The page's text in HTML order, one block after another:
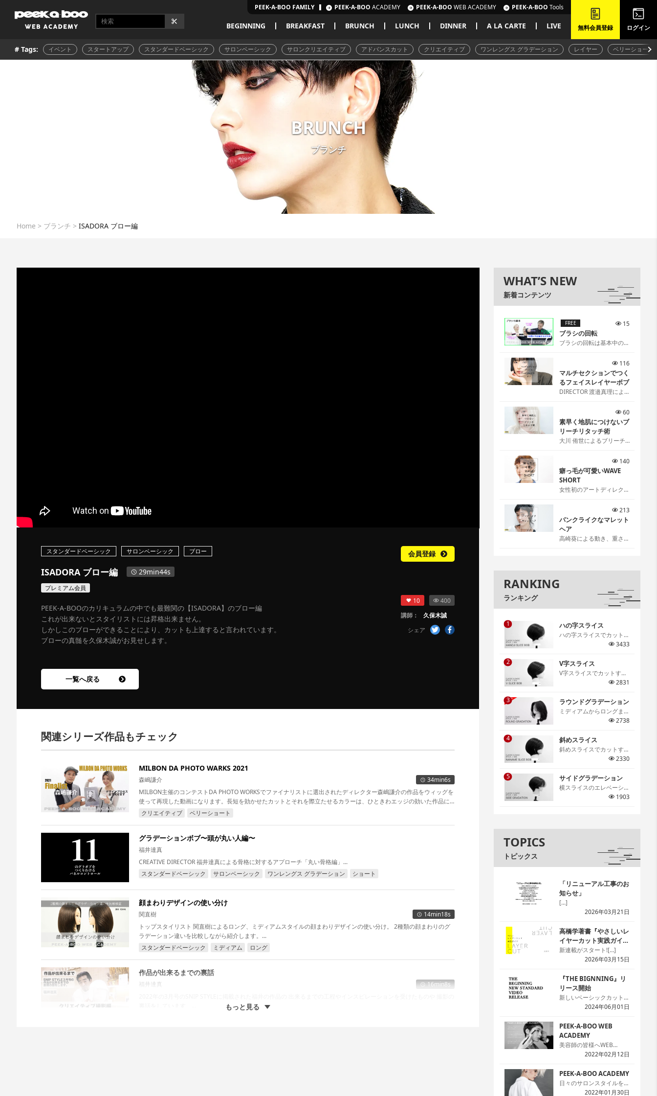
PEEK-A-BOO FAMILY PEEK-A-BOO ACADEMY PEEK-A-BOO WEB ACADEMY PEEK-A-BOO Tools
BEGINNING BREAKFAST BRUNCH LUNCH DINNER A LA CARTE LIVE 無料会員登録 ログイン
# Tags: イベント スタートアップ スタンダードベーシック サロンベーシック サロンクリエイティブ アドバンスカット クリエイティブ ワンレングス グラデーション レイヤー ベリーショート
BRUNCH
ブランチ
Home > ブランチ > ISADORA ブロー編
会員登録
スタンダードベーシック サロンベーシック ブロー
ISADORA ブロー編 29min44s
プレミアム会員
PEEK-A-BOOのカリキュラムの中でも最難関の【ISADORA】のブロー編
これが出来ないとスタイリストには昇格出来ません。
しかしこのブローができることにより、カットも上達すると言われています。
ブローの真髄を久保木誠がお見せします。
10
400
講師：
久保木誠
シェア
一覧へ戻る
関連シリーズ作品もチェック
MILBON DA PHOTO WARKS 2021
森嶋謙介
34min6s
MILBON主催のコンテストDA PHOTO WORKSでファイナリストに選出されたディレクター森嶋謙介の作品をウィッグを
使って再現した動画になります。長短を効かせたカットとそれを際立たせるカラーは、ひときわエッジの効いた作品に
なっています。...
クリエイティブ ベリーショート
グラデーションボブ〜頭が丸い人編〜
福井達真
CREATIVE DIRECTOR 福井達真による骨格に対するアプローチ「丸い骨格編」...
スタンダードベーシック
サロンベーシック ワンレングス グラデーション ショート
顔まわりデザインの使い分け
関直樹
14min18s
トップスタイリスト 関直樹によるロング、ミディアムスタイルの顔まわりデザインの使い分け。 2種類の顔まわりのグ
ラデーション違いを比較しながら紹介します。...
スタンダードベーシック
ミディアム ロング
作品が出来るまでの裏話
福井達真
16min8s
もっと見る
WHAT’S NEW
新着コンテンツ
FREE
ブラシの回転
ブラシの回転は基本中の基
15
マルチセクションでつく
るフェイスレイヤーボブ
DIRECTOR 渡邉真理によ
るフェイスレイヤーボブ
[…]
116
素早く地肌につけないブ
リーチリタッチ術
大川 侑世によるブリーチ
60
癖っ毛が可愛いWAVE
SHORT
女性初のアートディレクタ
ショートスタイル。 伊藤
ならではの可愛いの見つけ
方、お伝えします。[…]
140
パンクライクなマレット
ヘア
高崎葵による動き、重さ、
213
RANKING
ランキング
1 ハの字スライス
ハの字スライスでカットす
るグラデーションボブ。ハ
仕上がりの特徴などを細か
く解説しています。[…]
3433
2 V字スライス
V字スライスでカットする
グラデーションボブ。V字
リのあるシルエットは必ず
身につけたいテクニック。
2831
3 ラウンドグラデーション
ミディアムからロングま
で、スタイルの基礎となる
グラデーション。アウトラ
インの切り方や顔周りのレ
イヤーの作り方、丸みのあ
までを詳しく解説していま
す。[…]
2738
4 斜めスライス
斜めスライスでカットする
グラデーションボブ。骨格
り方やスライスの取り方、
コームワークまで詳しく解
2330
5 サイドグラデーション
横スライスのエレベーショ
ンカットを学ぶサイドグラ
1903
TOPICS
トピックス
「リニューアル工事のお
知らせ」
[…]
2026年03月21日
高橋学著書『やさしいレ
イヤーカット実践ガイ
ド』
新連載がスタート![…]
2026年03月15日
『THE BIGNNING』リ
リース開始
新しいベーシックカット本
の『THE BIGNNING』の
ACADEMY」にて公開を開
始しました。本では2次元
のため解説が難しい場面で
も動画なら一目瞭然です。
で理解度がアップ。プレミ
アム会員なら何回でも見れ
て嬉しいですね。[…]
2024年06月01日
PEEK-A-BOO WEB
ACADEMY
美容師の皆様へWEB
ACADEMYのサイトへよう
録をお願いします。[…]
2022年02月12日
PEEK-A-BOO ACADEMY
日々のサロンスタイルを生
かしつつ、ハイセンスなデ
2022年01月30日